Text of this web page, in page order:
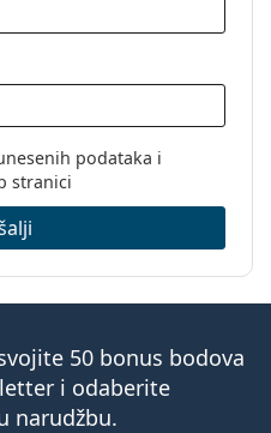
podataka i
stranici
50 bonus bodova
i odaberite
narudžbu.